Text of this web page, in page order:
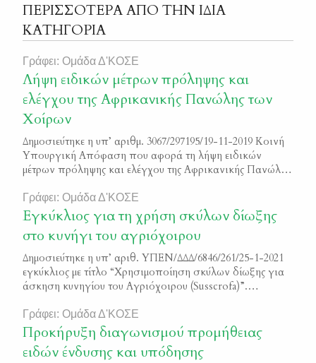
ΠΕΡΙΣΣΟΤΕΡΑ ΑΠΟ ΤΗΝ ΙΔΙΑ
ΚΑΤΗΓΟΡΙΑ
Γράφει: Ομάδα Δ'ΚΟΣΕ
Λήψη ειδικών μέτρων πρόληψης και
ελέγχου της Αφρικανικής Πανώλης των
Χοίρων
Δημοσιεύτηκε η υπ’ αριθμ. 3067/297195/19-11-2019 Κοινή
Υπουργική Απόφαση που αφορά τη λήψη ειδικών
μέτρων πρόληψης και ελέγχου της Αφρικανικής Πανώλης
Δράμας ΦΕΚ_4270_Β_2019
Γράφει: Ομάδα Δ'ΚΟΣΕ
Εγκύκλιος για τη χρήση σκύλων δίωξης
στο κυνήγι του αγριόχοιρου
Δημοσιεύτηκε η υπ’ αριθ. ΥΠΕΝ/ΔΔΔ/6846/261/25-1-2021
εγκύκλιος με τίτλο “Χρησιμοποίηση σκύλων δίωξης για
άσκηση κυνηγίου του Αγριόχοιρου (Susscrofa)”.
του Αγριόχοιρου (Susscrofa)
Γράφει: Ομάδα Δ'ΚΟΣΕ
Προκήρυξη διαγωνισμού προμήθειας
ειδών ένδυσης και υπόδησης